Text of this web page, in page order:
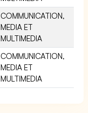
COMMUNICATION,
MEDIA ET
MULTIMEDIA
COMMUNICATION,
MEDIA ET
MULTIMEDIA